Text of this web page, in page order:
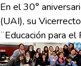
En el 30°
(UAI), su
¨Educación para el